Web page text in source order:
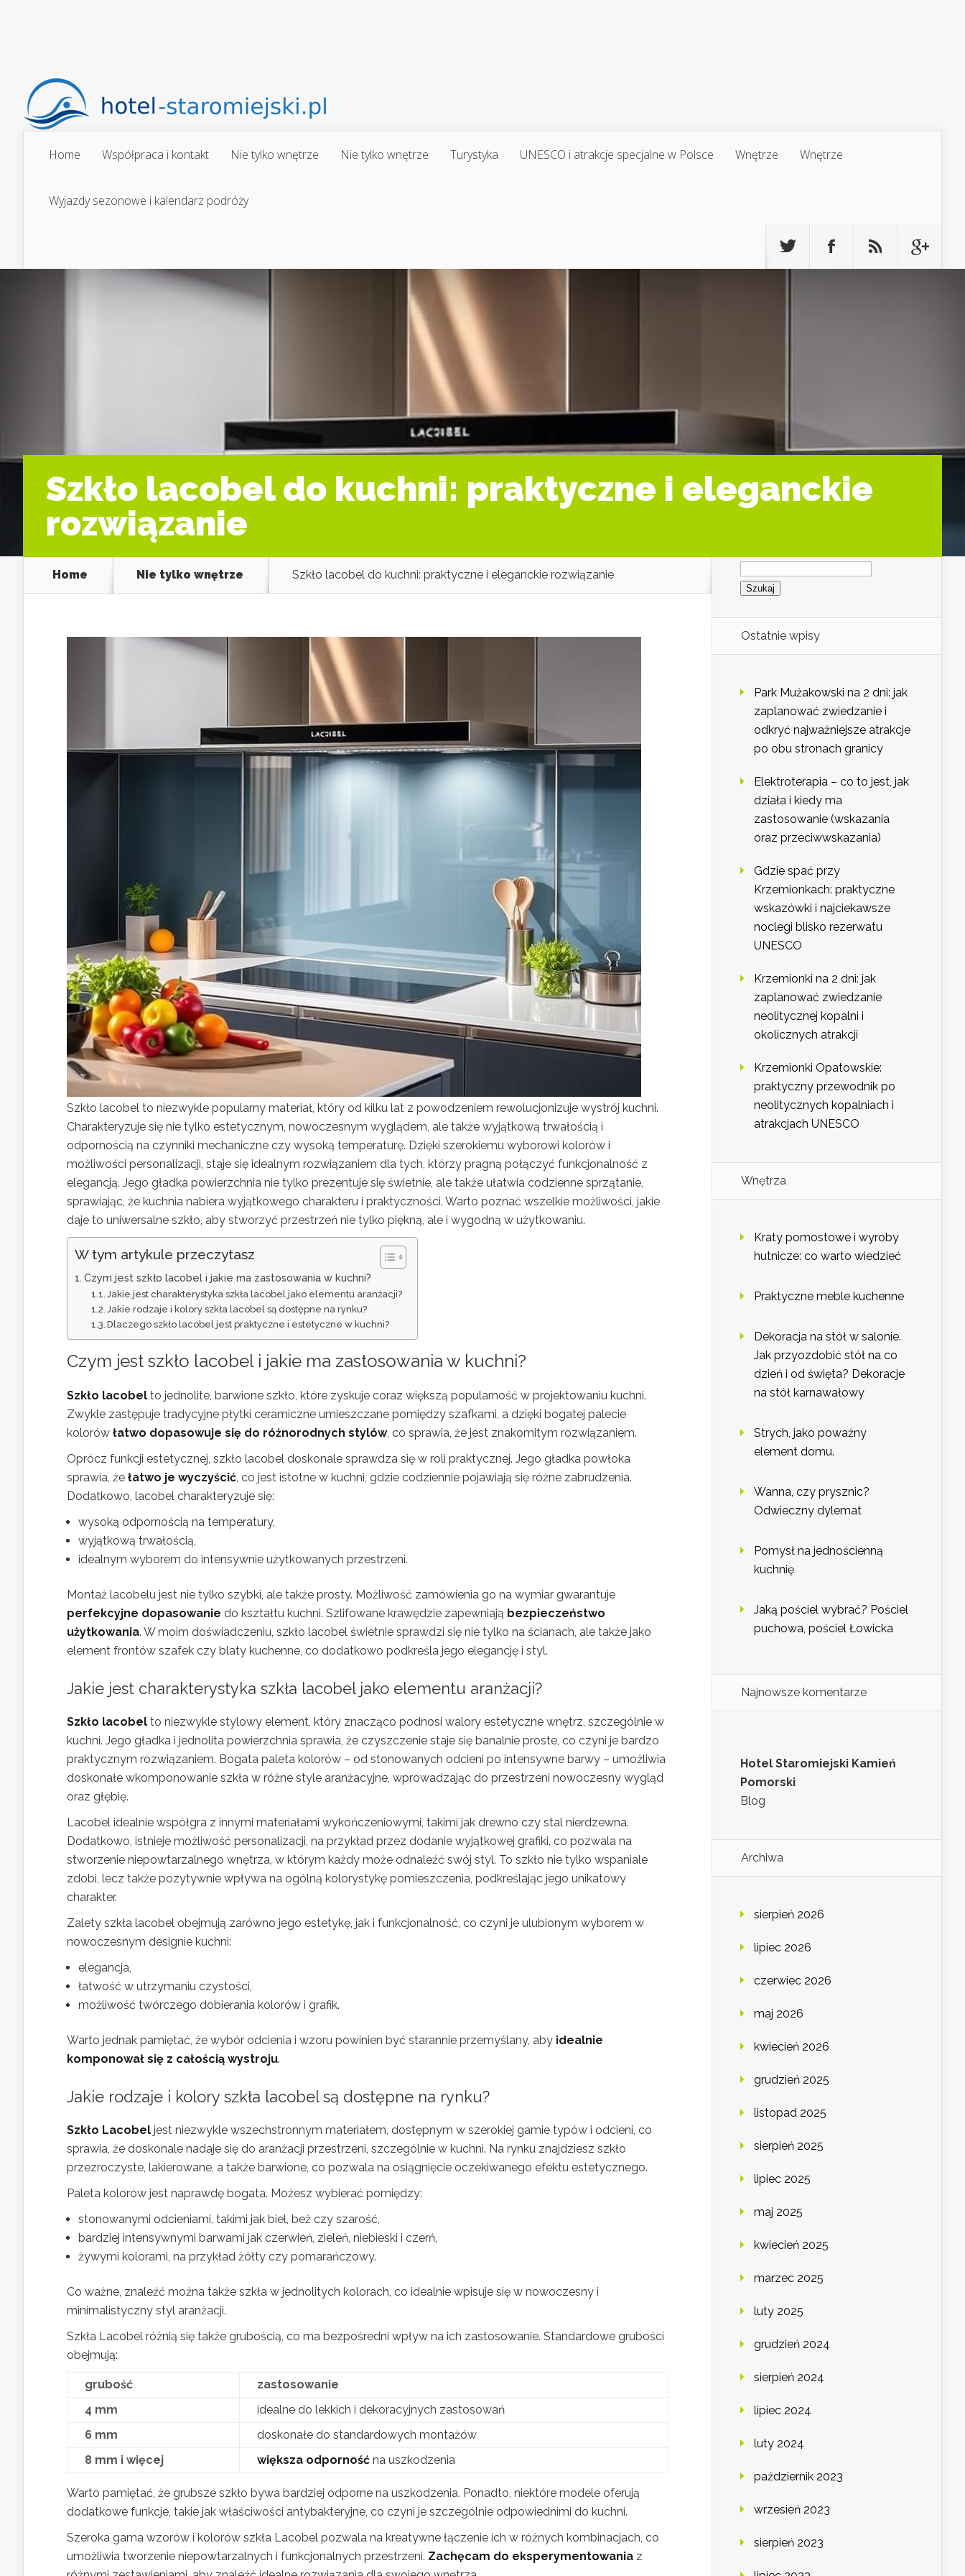
Home Współpraca i kontakt Nie tylko wnętrze Nie tylko wnętrze Turystyka UNESCO i atrakcje specjalne w Polsce Wnętrze Wnętrze
Wyjazdy sezonowe i kalendarz podróży
Szkło lacobel do kuchni: praktyczne i eleganckie
rozwiązanie
Home Nie tylko wnętrze Szkło lacobel do kuchni: praktyczne i eleganckie rozwiązanie
Szkło lacobel to niezwykle popularny materiał, który od kilku lat z powodzeniem rewolucjonizuje wystrój kuchni.
Charakteryzuje się nie tylko estetycznym, nowoczesnym wyglądem, ale także wyjątkową trwałością i
odpornością na czynniki mechaniczne czy wysoką temperaturę. Dzięki szerokiemu wyborowi kolorów i
możliwości personalizacji, staje się idealnym rozwiązaniem dla tych, którzy pragną połączyć funkcjonalność z
elegancją. Jego gładka powierzchnia nie tylko prezentuje się świetnie, ale także ułatwia codzienne sprzątanie,
sprawiając, że kuchnia nabiera wyjątkowego charakteru i praktyczności. Warto poznać wszelkie możliwości, jakie
daje to uniwersalne szkło, aby stworzyć przestrzeń nie tylko piękną, ale i wygodną w użytkowaniu.
W tym artykule przeczytasz
Czym jest szkło lacobel i jakie ma zastosowania w kuchni?
Jakie jest charakterystyka szkła lacobel jako elementu aranżacji?
Jakie rodzaje i kolory szkła lacobel są dostępne na rynku?
Dlaczego szkło lacobel jest praktyczne i estetyczne w kuchni?
Czym jest szkło lacobel i jakie ma zastosowania w kuchni?
Szkło lacobel to jednolite, barwione szkło, które zyskuje coraz większą popularność w projektowaniu kuchni.
Zwykle zastępuje tradycyjne płytki ceramiczne umieszczane pomiędzy szafkami, a dzięki bogatej palecie
kolorów łatwo dopasowuje się do różnorodnych stylów, co sprawia, że jest znakomitym rozwiązaniem.
Oprócz funkcji estetycznej, szkło lacobel doskonale sprawdza się w roli praktycznej. Jego gładka powłoka
sprawia, że łatwo je wyczyścić, co jest istotne w kuchni, gdzie codziennie pojawiają się różne zabrudzenia.
Dodatkowo, lacobel charakteryzuje się:
wysoką odpornością na temperatury,
wyjątkową trwałością,
idealnym wyborem do intensywnie użytkowanych przestrzeni.
Montaż lacobelu jest nie tylko szybki, ale także prosty. Możliwość zamówienia go na wymiar gwarantuje
perfekcyjne dopasowanie do kształtu kuchni. Szlifowane krawędzie zapewniają bezpieczeństwo
użytkowania. W moim doświadczeniu, szkło lacobel świetnie sprawdzi się nie tylko na ścianach, ale także jako
element frontów szafek czy blaty kuchenne, co dodatkowo podkreśla jego elegancję i styl.
Jakie jest charakterystyka szkła lacobel jako elementu aranżacji?
Szkło lacobel to niezwykle stylowy element, który znacząco podnosi walory estetyczne wnętrz, szczególnie w
kuchni. Jego gładka i jednolita powierzchnia sprawia, że czyszczenie staje się banalnie proste, co czyni je bardzo
praktycznym rozwiązaniem. Bogata paleta kolorów – od stonowanych odcieni po intensywne barwy – umożliwia
doskonałe wkomponowanie szkła w różne style aranżacyjne, wprowadzając do przestrzeni nowoczesny wygląd
oraz głębię.
Lacobel idealnie współgra z innymi materiałami wykończeniowymi, takimi jak drewno czy stal nierdzewna.
Dodatkowo, istnieje możliwość personalizacji, na przykład przez dodanie wyjątkowej grafiki, co pozwala na
stworzenie niepowtarzalnego wnętrza, w którym każdy może odnaleźć swój styl. To szkło nie tylko wspaniale
zdobi, lecz także pozytywnie wpływa na ogólną kolorystykę pomieszczenia, podkreślając jego unikatowy
charakter.
Zalety szkła lacobel obejmują zarówno jego estetykę, jak i funkcjonalność, co czyni je ulubionym wyborem w
nowoczesnym designie kuchni:
elegancja,
łatwość w utrzymaniu czystości,
możliwość twórczego dobierania kolorów i grafik.
Warto jednak pamiętać, że wybór odcienia i wzoru powinien być starannie przemyślany, aby idealnie
komponował się z całością wystroju.
Jakie rodzaje i kolory szkła lacobel są dostępne na rynku?
Szkło Lacobel jest niezwykle wszechstronnym materiałem, dostępnym w szerokiej gamie typów i odcieni, co
sprawia, że doskonale nadaje się do aranżacji przestrzeni, szczególnie w kuchni. Na rynku znajdziesz szkło
przezroczyste, lakierowane, a także barwione, co pozwala na osiągnięcie oczekiwanego efektu estetycznego.
Paleta kolorów jest naprawdę bogata. Możesz wybierać pomiędzy:
stonowanymi odcieniami, takimi jak biel, beż czy szarość,
bardziej intensywnymi barwami jak czerwień, zieleń, niebieski i czerń,
żywymi kolorami, na przykład żółty czy pomarańczowy.
Co ważne, znaleźć można także szkła w jednolitych kolorach, co idealnie wpisuje się w nowoczesny i
minimalistyczny styl aranżacji.
Szkła Lacobel różnią się także grubością, co ma bezpośredni wpływ na ich zastosowanie. Standardowe grubości
obejmują:
grubość
zastosowanie
4 mm
idealne do lekkich i dekoracyjnych zastosowań
6 mm
doskonałe do standardowych montażów
8 mm i więcej
większa odporność na uszkodzenia
Warto pamiętać, że grubsze szkło bywa bardziej odporne na uszkodzenia. Ponadto, niektóre modele oferują
dodatkowe funkcje, takie jak właściwości antybakteryjne, co czyni je szczególnie odpowiednimi do kuchni.
Szeroka gama wzorów i kolorów szkła Lacobel pozwala na kreatywne łączenie ich w różnych kombinacjach, co
umożliwia tworzenie niepowtarzalnych i funkcjonalnych przestrzeni. Zachęcam do eksperymentowania z
Szukaj:
Ostatnie wpisy
Park Mużakowski na 2 dni: jak
zaplanować zwiedzanie i
odkryć najważniejsze atrakcje
po obu stronach granicy
Elektroterapia – co to jest, jak
działa i kiedy ma
zastosowanie (wskazania
oraz przeciwwskazania)
Gdzie spać przy
Krzemionkach: praktyczne
wskazówki i najciekawsze
noclegi blisko rezerwatu
UNESCO
Krzemionki na 2 dni: jak
zaplanować zwiedzanie
neolitycznej kopalni i
okolicznych atrakcji
Krzemionki Opatowskie:
praktyczny przewodnik po
neolitycznych kopalniach i
atrakcjach UNESCO
Wnętrza
Kraty pomostowe i wyroby
hutnicze: co warto wiedzieć
Praktyczne meble kuchenne
Dekoracja na stół w salonie.
Jak przyozdobić stół na co
dzień i od święta? Dekoracje
na stół karnawałowy
Strych, jako poważny
element domu.
Wanna, czy prysznic?
Odwieczny dylemat
Pomysł na jednościenną
kuchnię
Jaką pościel wybrać? Pościel
puchowa, pościel Łowicka
Najnowsze komentarze
Hotel Staromiejski Kamień
Pomorski
Blog
Archiwa
sierpień 2026
lipiec 2026
czerwiec 2026
maj 2026
kwiecień 2026
grudzień 2025
listopad 2025
sierpień 2025
lipiec 2025
maj 2025
kwiecień 2025
marzec 2025
luty 2025
grudzień 2024
sierpień 2024
lipiec 2024
luty 2024
październik 2023
wrzesień 2023
sierpień 2023